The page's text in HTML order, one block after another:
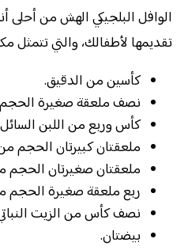
الوافل البلجيكي الهش من أحلى
تقديمها لأطفالك، والتي تتمثل
كأسين من الدقيق.
نصف ملعقة صغيرة الحجم
كأس وربع من اللبن
ملعقتان كبيرتان الحجم
ملعقتان صغيرتان الحجم
ربع ملعقة صغيرة الحجم
نصف كأس من الزيت
بيضتان.